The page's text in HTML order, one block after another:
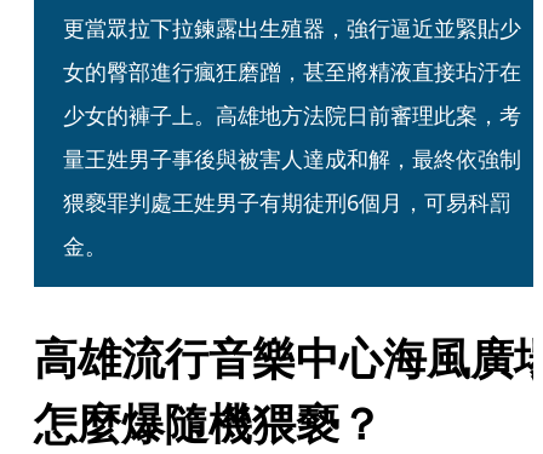
更當眾拉下拉鍊露出生殖器，強行逼近並緊貼少
女的臀部進行瘋狂磨蹭，甚至將精液直接玷汙在
少女的褲子上。高雄地方法院日前審理此案，考
量王姓男子事後與被害人達成和解，最終依強制
猥褻罪判處王姓男子有期徒刑6個月，可易科罰
金。
高雄流行音樂中心海風廣
怎麼爆隨機猥褻？